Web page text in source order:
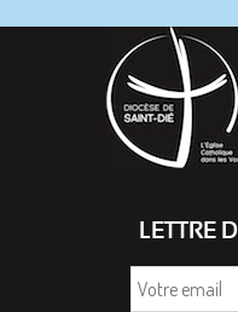
LETTRE